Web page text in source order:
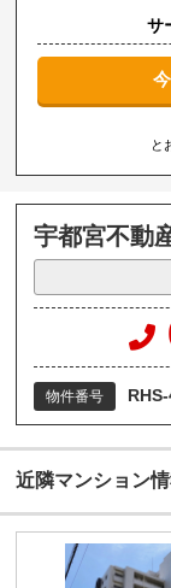
サ
と
宇都宮不動
物件番号
近隣マンション